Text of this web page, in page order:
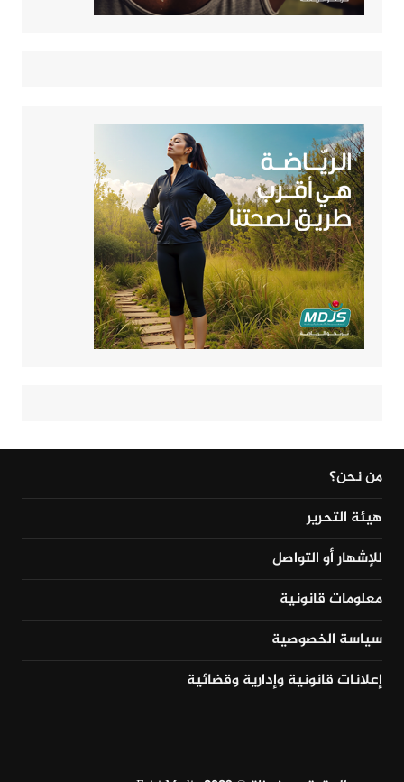
من نحن؟
هيئة التحرير
للإشهار أو التواصل
معلومات قانونية
سياسة الخصوصية
إعلانات قانونية وإدارية وقضائية